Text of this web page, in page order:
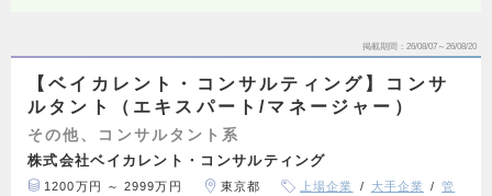
掲載期間 26/08/07～26/08/20
【ベイカレント・コンサルティング】コンサ
ルタント（エキスパート/マネージャー）
その他、コンサルタント系
株式会社ベイカレント・コンサルティング
1200万円 ～ 2999万円 東京都 上場企業 大手企業
管